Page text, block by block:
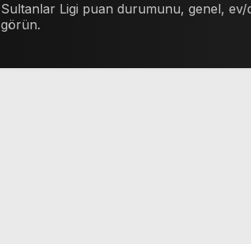
Sultanlar Ligi puan durumunu, genel,
görün.